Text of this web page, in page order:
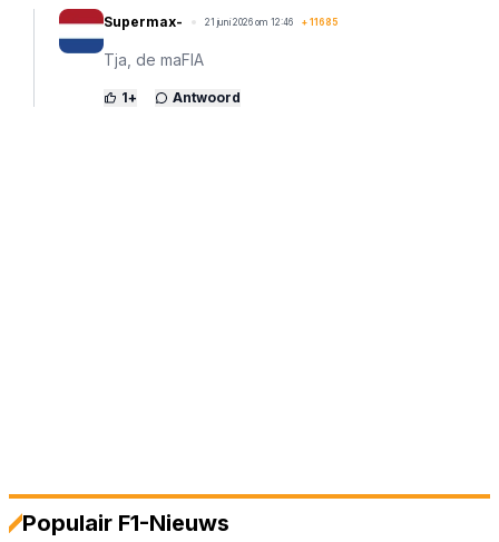
Supermax- 21 juni 2026 om 12:46 + 11685
Tja, de maFIA
1+ Antwoord
Populair F1-Nieuws